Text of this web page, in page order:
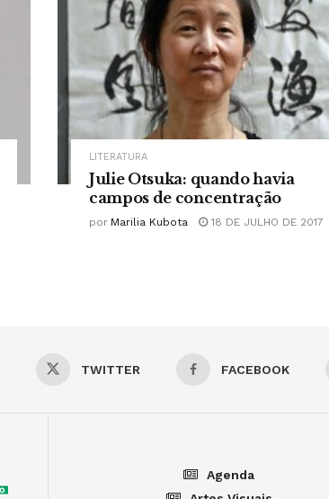
LITERATURA
Julie Otsuka: quando havia
campos de concentração
por Marilia Kubota 18 DE JULHO DE 2017
TWITTER FACEBOOK
Agenda